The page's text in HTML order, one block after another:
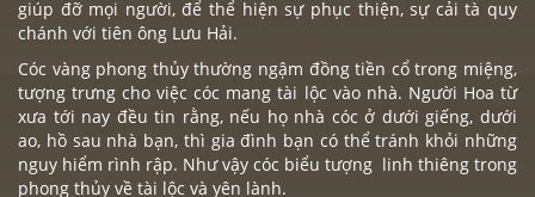
giúp đỡ mọi người, để thể hiện sự phục thiện, sự cải tà quy
chánh với tiên ông Lưu Hải.
Cóc vàngphong thủy thường ngậm đồng tiền cổ trong miệng,
tượng trưng cho việc cóc mang tài lộc vào nhà. Người Hoa từ
xưa tới nay đều tin rằng, nếu họ nhà cóc ở dưới giếng, dưới
ao, hồ sau nhà bạn, thì gia đình bạn có thể tránh khỏi những
nguy hiểm rình rập. Như vậy cóc biểu tượng linh thiêng trong
phong thủy về tài lộc và yên lành.